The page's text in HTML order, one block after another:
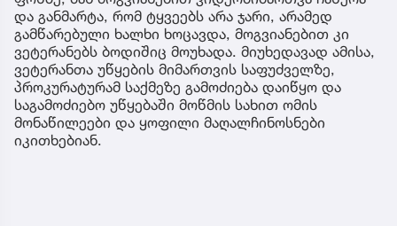
და განმარტა, რომ ტყვეებს არა ჯარი, არამედ
გამწარებული ხალხი ხოცავდა, მოგვიანებით კი
ვეტერანებს ბოდიშიც მოუხადა. მიუხედავად ამისა,
ვეტერანთა უწყების მიმართვის საფუძველზე,
პროკურატურამ საქმეზე გამოძიება დაიწყო და
საგამოძიებო უწყებაში მოწმის სახით ომის
მონაწილეები და ყოფილი მაღალჩინოსნები
იკითხებიან.